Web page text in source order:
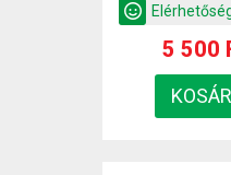
5 500